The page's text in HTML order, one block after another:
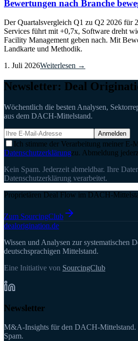
Bewertungen nach Branche
Der Quartalsvergleich Q1 zu Q2 2026 für
Services führt mit +0,7x, Software dreht
Facility Management geben nach. Mit
Landkarte und Methodik.
1. Juli 2026Weiterlesen →
Newsletter: Deal
Wöchentlich die besten Analysen,
aus dem DACH-Mittelstand.
Anmelden
Ich stimme der Verarbeitung meiner E-
Datenschutzerklärungzu. Abmeldung
Kein Spam. Jederzeit abmeldbar. Ihre
Datenschutzerklärung verarbeitet.
Proprietären Deal Flow im DACH-
Zum SourcingClub
dealorigination.de
Wissen und Analysen zur systematischen
deutschsprachigen Mittelstand.
Eine Initiative von SourcingClub
Newsletter
M&A-Insights für den DACH-Mittelstand.
Spam.